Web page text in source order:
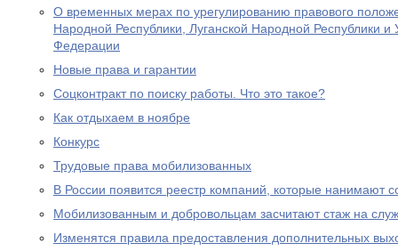
О временных мерах по урегулированию правового
Народной Республики, Луганской Народной Республики и
Федерации
Новые права и гарантии
Соцконтракт по поиску работы. Что это такое?
Как отдыхаем в ноябре
Конкурс
Трудовые права мобилизованных
В России появится реестр компаний, которые нанимают
Мобилизованным и добровольцам засчитают стаж на
Изменятся правила предоставления дополнительных